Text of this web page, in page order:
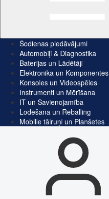
Šodienas piedāvājumi
Automobiļi & Diagnostika
Baterijas un Lādētāji
Elektronika un Komponentes
Konsoles un Videospēles
Instrumenti un Mērīšana
IT un Savienojamība
Lodēšana un Reballing
Mobilie tālruņi un Planšetes